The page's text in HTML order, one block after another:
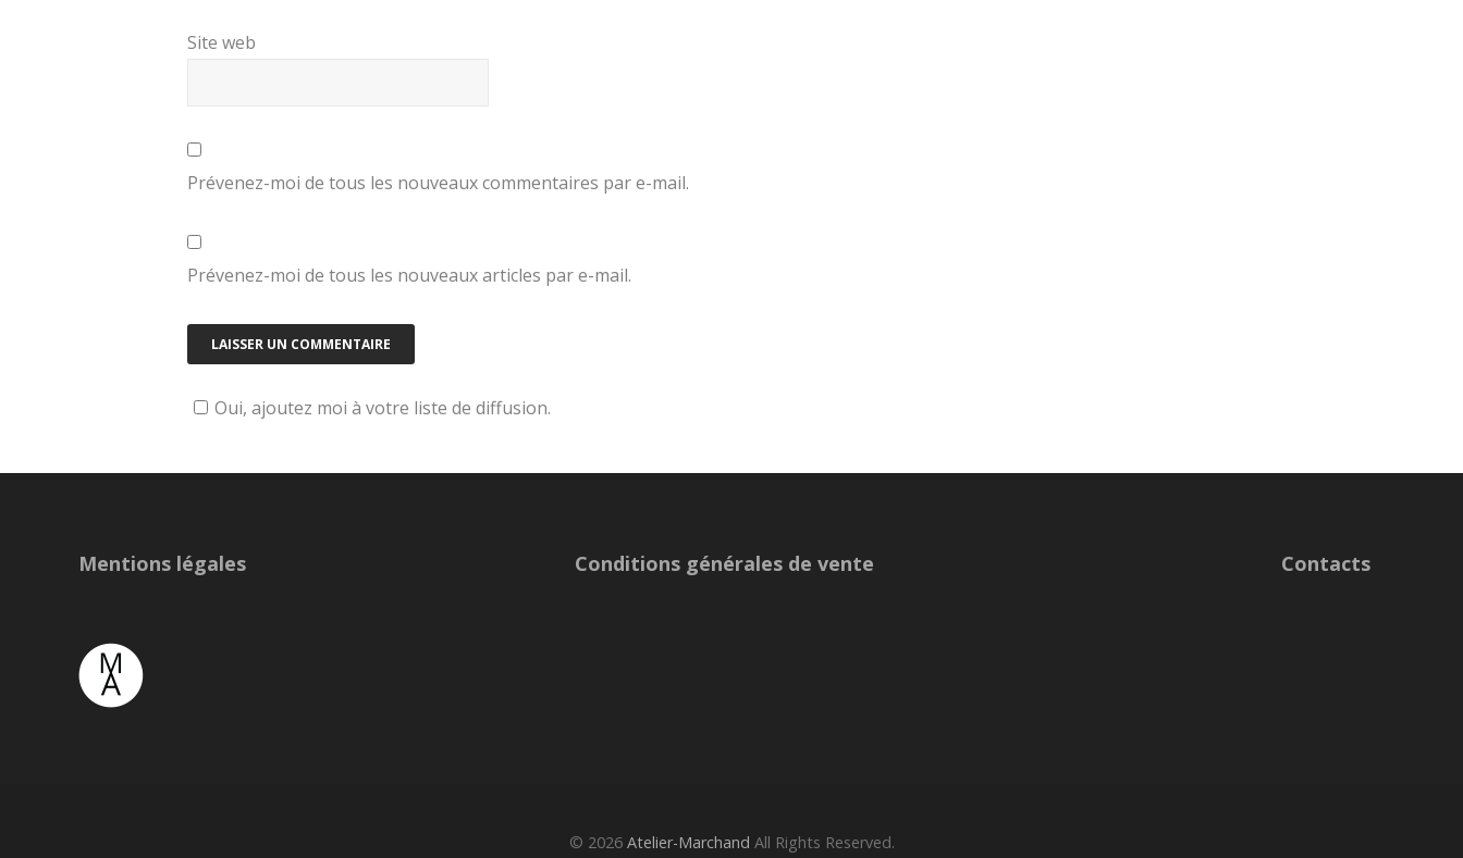
Site web
Prévenez-moi de tous les nouveaux commentaires par e-mail.
Prévenez-moi de tous les nouveaux articles par e-mail.
Oui, ajoutez moi à votre liste de diffusion.
Mentions légales Conditions générales de vente Contacts
© 2026 Atelier-Marchand All Rights Reserved.